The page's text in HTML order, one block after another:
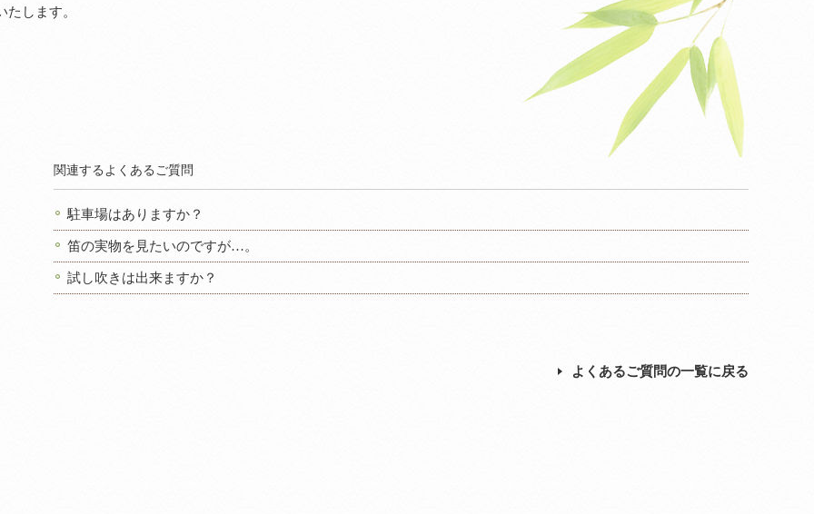
たします。
関連するよくあるご質問
駐車場はありますか？
笛の実物を見たいのですが…。
試し吹きは出来ますか？
よくあるご質問の一覧に戻る